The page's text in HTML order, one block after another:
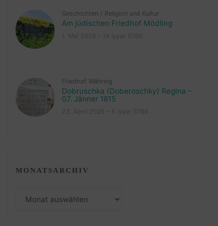
Geschichten / Religion und Kultur
Am jüdischen Friedhof Mödling
Friedhof Währing
Dobruschka (Doberoschky) Regina –
07. Jänner 1815
MONATSARCHIV